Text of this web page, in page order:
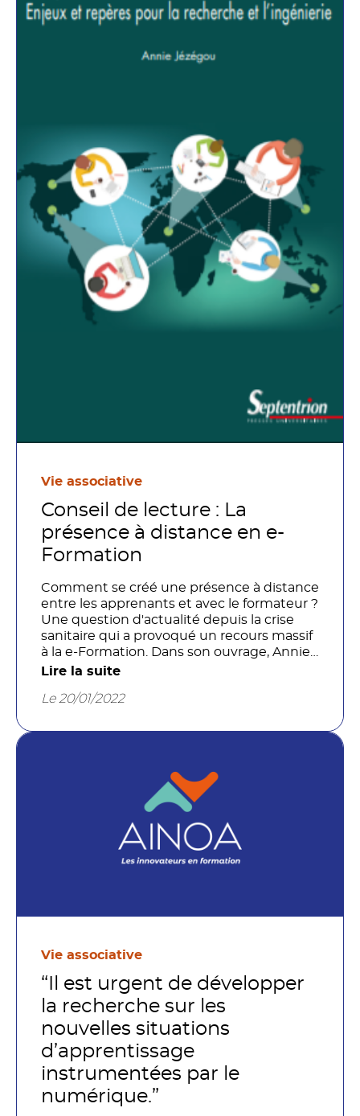
apprenants ne sont pas
systématiquement, ni dans le même
pédagogique assurant le suivi.
Vie associative
Conseil de lecture : La
présence à distance en e-
Formation
Comment se créé une présence à distance
entre les apprenants et avec le formateur ?
Une question d'actualité depuis la crise
sanitaire qui a provoqué un recours massif
à la e-Formation. Dans son ouvrage, Annie
Jézégou, Professeur des universités et
l'université de Lille, propose un nouveau
sociale en e-Formation.
Lire la suite
Le 20/01/2022
Vie associative
“Il est urgent de développer
la recherche sur les
nouvelles situations
d’apprentissage
instrumentées par le
numérique.”